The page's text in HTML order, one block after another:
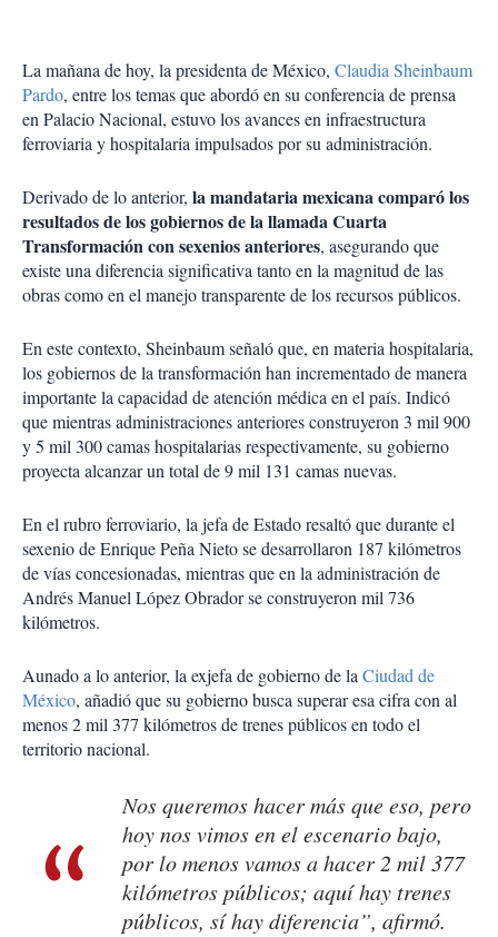
La mañana de hoy, la presidenta de México, Claudia Sheinbaum
Pardo, entre los temas que abordó en su conferencia de prensa
en Palacio Nacional, estuvo los avances en infraestructura
ferroviaria y hospitalaria impulsados por su administración.
Derivado de lo anterior, la mandataria mexicana comparó los
resultados de los gobiernos de la llamada Cuarta
Transformación con sexenios anteriores, asegurando que
existe una diferencia significativa tanto en la magnitud de las
obras como en el manejo transparente de los recursos públicos.
En este contexto, Sheinbaum señaló que, en materia hospitalaria,
los gobiernos de la transformación han incrementado de manera
importante la capacidad de atención médica en el país. Indicó
que mientras administraciones anteriores construyeron 3 mil 900
y 5 mil 300 camas hospitalarias respectivamente, su gobierno
proyecta alcanzar un total de 9 mil 131 camas nuevas.
En el rubro ferroviario, la jefa de Estado resaltó que durante el
sexenio de Enrique Peña Nieto se desarrollaron 187 kilómetros
de vías concesionadas, mientras que en la administración de
Andrés Manuel López Obrador se construyeron mil 736
kilómetros.
Aunado a lo anterior, la exjefa de gobierno de laCiudad de
México, añadió que su gobierno busca superar esa cifra con al
menos 2 mil 377 kilómetros de trenes públicos en todo el
territorio nacional.
Nos queremos hacer más que eso, pero
hoy nos vimos en el escenario bajo,
por lo menos vamos a hacer 2 mil 377
kilómetros públicos; aquí hay trenes
públicos, sí hay diferencia”, afirmó.